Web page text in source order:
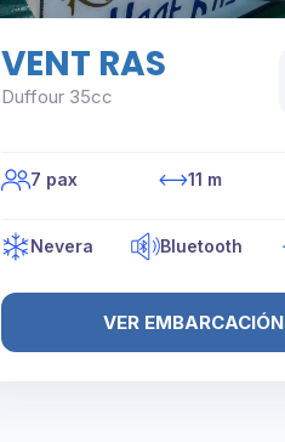
VENT RAS
Duffour 35cc
7 pax 11 m
Nevera Bluetooth
VER EMBARCACIÓN